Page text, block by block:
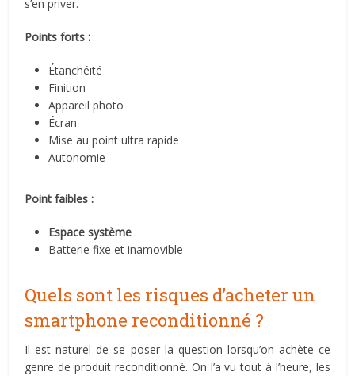
s’en priver.
Points forts :
Étanchéité
Finition
Appareil photo
Écran
Mise au point ultra rapide
Autonomie
Point faibles :
Espace système
Batterie fixe et inamovible
Quels sont les risques d’acheter un
smartphone reconditionné ?
Il est naturel de se poser la question lorsqu’on achète ce
genre de produit reconditionné. On l’a vu tout à l’heure, les